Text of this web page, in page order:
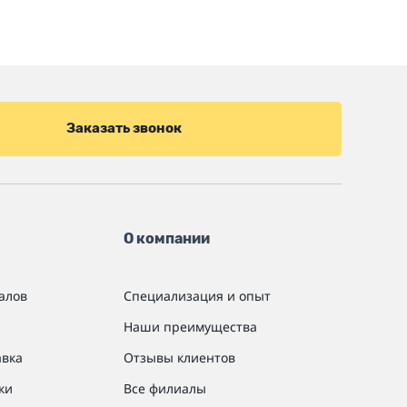
Заказать звонок
О компании
Специализация и опыт
Наши преимущества
Отзывы клиентов
Все филиалы